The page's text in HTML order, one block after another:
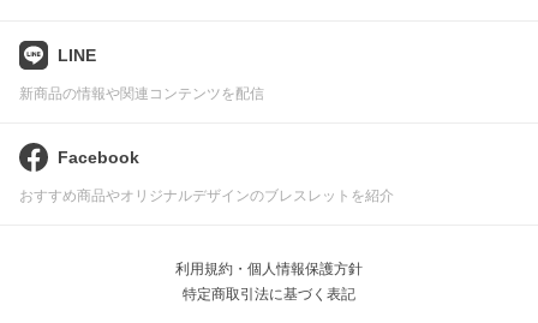
LINE
新商品の情報や関連コンテンツを配信
Facebook
おすすめ商品やオリジナルデザインのブレスレットを紹介
利用規約・個人情報保護方針
特定商取引法に基づく表記